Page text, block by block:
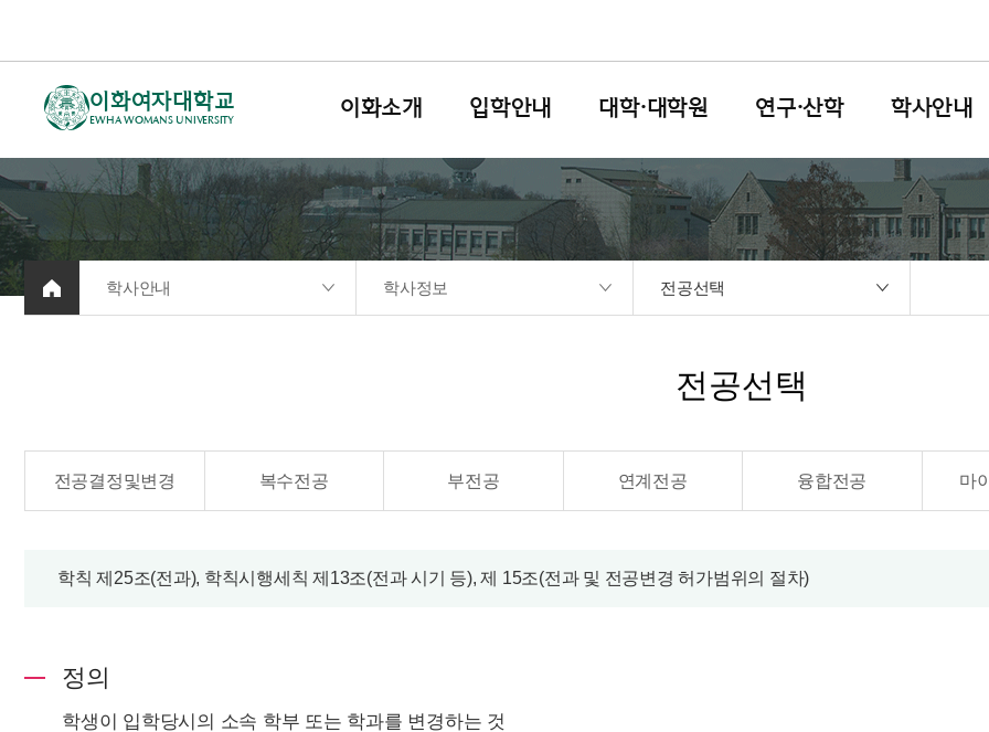
이화여자대학교
EWHA WOMANS UNIVERSITY
이화소개 입학안내 대학·대학원 연구·산학 학사안내
학사안내 학사정보 전공선택
전공선택
전공결정및변경 복수전공 부전공 연계전공 융합전공 마
학칙 제25조(전과), 학칙시행세칙 제13조(전과 시기 등), 제 15조(전과 및 전공변경 허가범위의 절차)
정의
학생이 입학당시의 소속 학부 또는 학과를 변경하는 것